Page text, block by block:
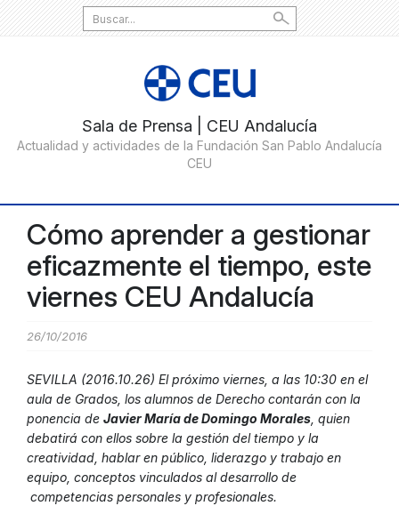
Search
for:
Cómo aprender a gestionar
eficazmente el tiempo, este
viernes CEU Andalucía
26/10/2016
SEVILLA (2016.10.26) El próximo viernes, a las 10:30 en el
aula de Grados, los alumnos de Derecho contarán con la
ponencia de Javier María de Domingo Morales , quien
debatirá con ellos sobre la gestión del tiempo y la
creatividad, hablar en público, liderazgo y trabajo en
equipo, conceptos vinculados al desarrollo de
competencias personales y profesionales.